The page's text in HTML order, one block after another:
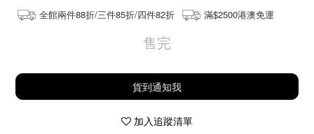
全館兩件88折/三件85折/四件82折
滿$2500港澳免運
售完
貨到通知我
加入追蹤清單